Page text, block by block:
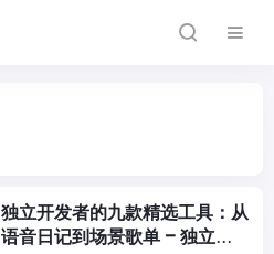
独立开发者的九款精选工具：从
语音日记到场景歌单 – 独立产